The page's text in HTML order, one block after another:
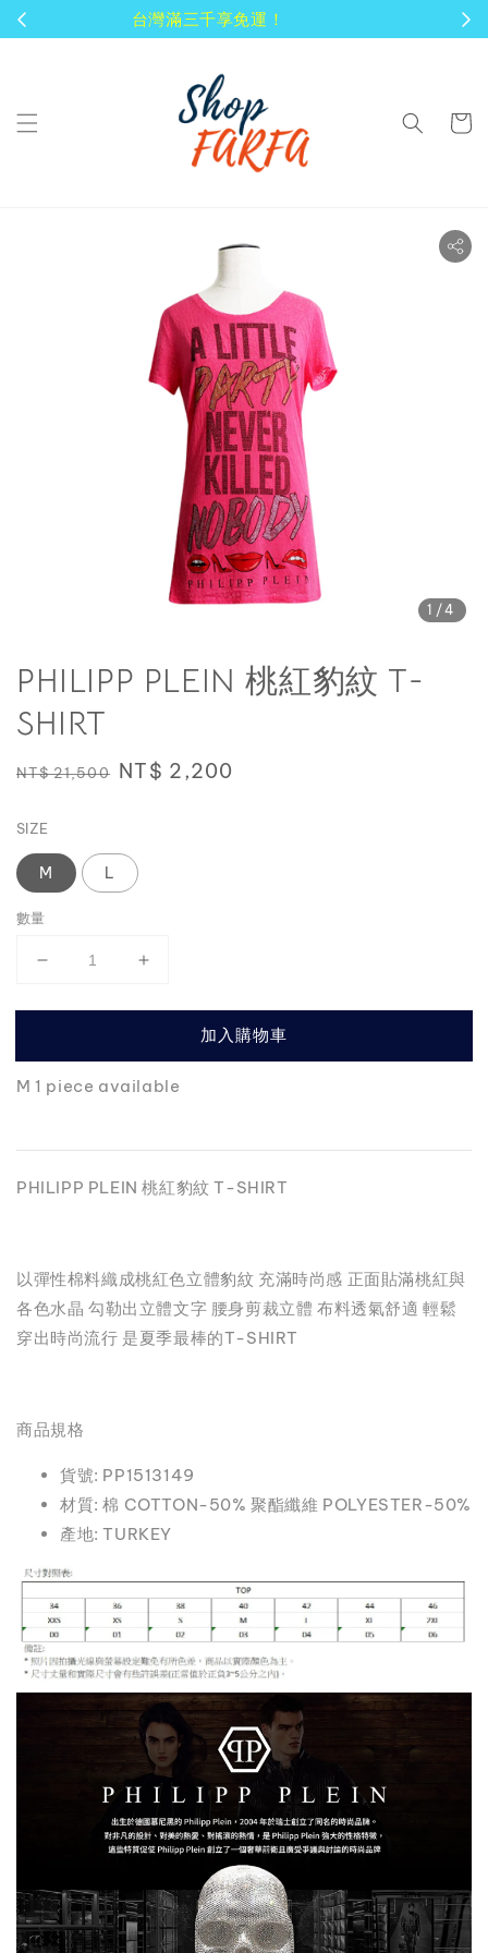
顧客享有商品到貨七天鑑賞期！
1 /4
PHILIPP PLEIN 桃紅豹紋 T-
SHIRT
Regular
NT$ 21,500 Sale
NT$ 2,200
SIZE
M L
數量
加入購物車
M 1 piece available
PHILIPP PLEIN 桃紅豹紋 T-SHIRT
以彈性棉料織成桃紅色立體豹紋 充滿時尚感 正面貼滿桃紅與
各色水晶 勾勒出立體文字 腰身剪裁立體 布料透氣舒適 輕鬆
穿出時尚流行 是夏季最棒的T-SHIRT
商品規格
貨號: PP1513149
材質: 棉 COTTON-50% 聚酯纖維 POLYESTER-50%
產地: TURKEY